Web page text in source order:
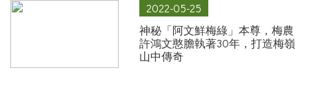
2022-05-25
神秘「阿文鮮梅綠」本尊，梅農
許鴻文憨膽執著30年，打造梅嶺
山中傳奇